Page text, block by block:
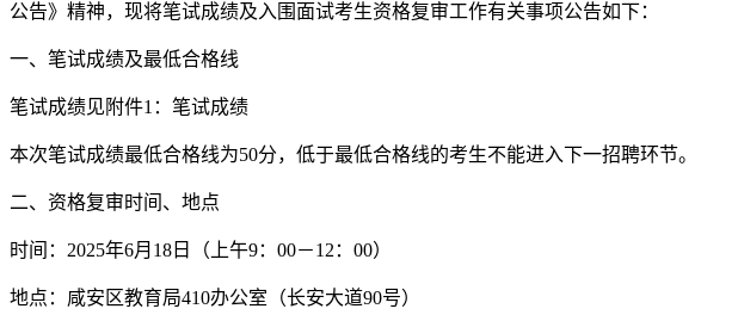
公告》精神，现将笔试成绩及入围面试考生资格复审工作有关事项公告如下：
一、笔试成绩及最低合格线
笔试成绩见附件1：笔试成绩
本次笔试成绩最低合格线为50分，低于最低合格线的考生不能进入下一招聘环节。
二、资格复审时间、地点
时间：2025年6月18日（上午9：00－12：00）
地点：咸安区教育局410办公室（长安大道90号）